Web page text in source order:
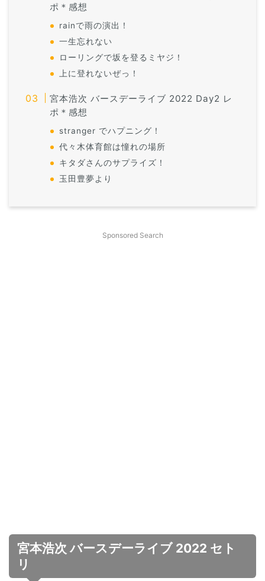
ポ＊感想
rainで雨の演出！
一生忘れない
ローリングで坂を登るミヤジ！
上に登れないぜっ！
宮本浩次 バースデーライブ 2022 Day2 レ
ポ＊感想
stranger でハプニング！
代々木体育館は憧れの場所
キタダさんのサプライズ！
玉田豊夢より
Sponsored Search
宮本浩次 バースデーライブ 2022 セト
リ